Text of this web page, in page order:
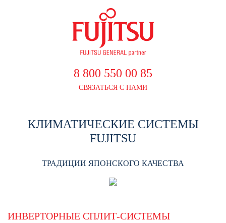
8 800 550 00 85
СВЯЗАТЬСЯ С НАМИ
КЛИМАТИЧЕСКИЕ СИСТЕМЫ
FUJITSU
ТРАДИЦИИ ЯПОНСКОГО КАЧЕСТВА
ИНВЕРТОРНЫЕ СПЛИТ-СИСТЕМЫ